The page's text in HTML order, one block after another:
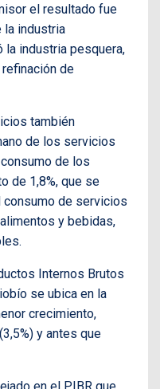
el resultado fue
la industria
la industria pesquera,
de
también
de los servicios
de los
de 1,8%, que se
consumo de servicios
y bebidas,
Internos Brutos
se ubica en la
crecimiento,
y antes que